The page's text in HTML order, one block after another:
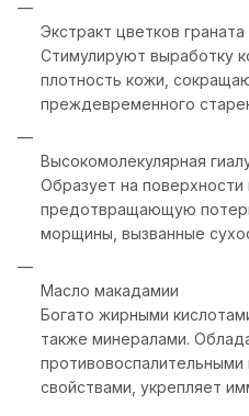
Экстракт цветков
Стимулируют выработку
плотность кожи,
преждевременного
Высокомолекулярная
Образует на поверхности
предотвращающую
морщины, вызванные
Масло макадамии
Богато жирными
также минералами.
свойствами, укрепляет